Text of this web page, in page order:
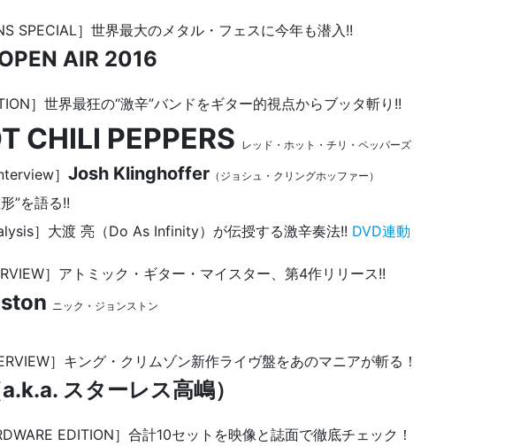
SPECIAL］世界最大のメタル・フェスに今年も潜入!!
AIR 2016
］世界最狂の“激辛”バンドをギター的視点からブッタ斬り!!
CHILI PEPPERS レッド・ホット・チリ・ペッパーズ
］ Josh Klinghoffer （ジョシュ・クリングホッファー）
”を語る!!
］大渡 亮（Do As Infinity）が伝授する激辛奏法!! DVD連動
］アトミック・ギター・マイスター、第4作リリース!!
ニック・ジョンストン
］キング・クリムゾン新作ライヴ盤をあのマニアが斬る！
スターレス高嶋）
EDITION］合計10セットを映像と誌面で徹底チェック！